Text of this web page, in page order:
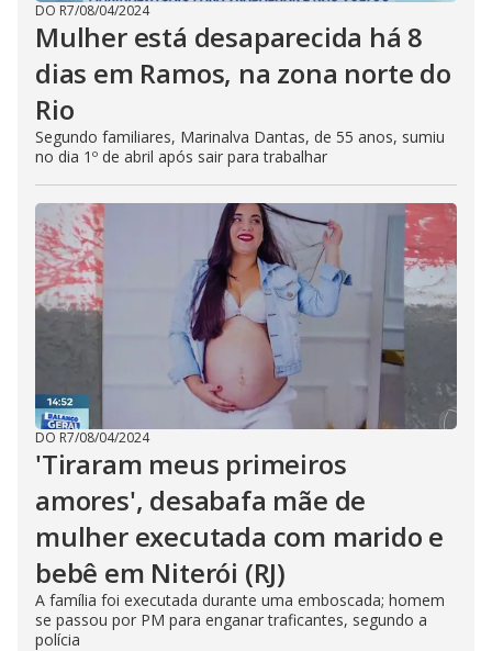
DO R7/08/04/2024
Mulher está desaparecida há 8
dias em Ramos, na zona norte do
Rio
Segundo familiares, Marinalva Dantas, de 55 anos, sumiu
no dia 1º de abril após sair para trabalhar
DO R7/08/04/2024
'Tiraram meus primeiros
amores', desabafa mãe de
mulher executada com marido e
bebê em Niterói (RJ)
A família foi executada durante uma emboscada; homem
se passou por PM para enganar traficantes, segundo a
polícia